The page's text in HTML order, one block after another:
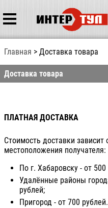
Главная Доставка товара
Доставка товара
ПЛАТНАЯ ДОСТАВКА
Стоимость доставки
местоположения получателя:
По г. Хабаровску - от 500
Удалённые районы
рублей;
Пригород - от 700 рублей.